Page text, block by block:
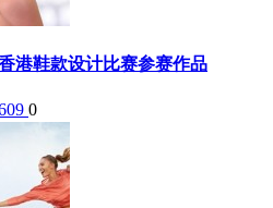
港鞋款设计比赛参赛作品
0